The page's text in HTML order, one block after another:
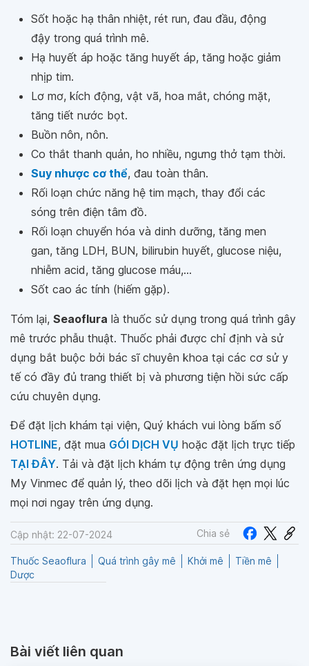
Sốt hoặc hạ thân nhiệt, rét run, đau đầu, động
đậy trong quá trình mê.
Hạ huyết áp hoặc tăng huyết áp, tăng hoặc giảm
nhịp tim.
Lơ mơ, kích động, vật vã, hoa mắt, chóng mặt,
tăng tiết nước bọt.
Buồn nôn, nôn.
Co thắt thanh quản, ho nhiều, ngưng thở tạm thời.
Suy nhược cơ thể, đau toàn thân.
Rối loạn chức năng hệ tim mạch, thay đổi các
sóng trên điện tâm đồ.
Rối loạn chuyển hóa và dinh dưỡng, tăng men
gan, tăng LDH, BUN, bilirubin huyết, glucose niệu,
nhiễm acid, tăng glucose máu,...
Sốt cao ác tính (hiếm gặp).
Tóm lại, Seaoflura là thuốc sử dụng trong quá trình gây
mê trước phẫu thuật. Thuốc phải được chỉ định và sử
dụng bắt buộc bởi bác sĩ chuyên khoa tại các cơ sử y
tế có đầy đủ trang thiết bị và phương tiện hồi sức cấp
cứu chuyên dụng.
Để đặt lịch khám tại viện, Quý khách vui lòng bấm số
HOTLINE, đặt mua GÓI DỊCH VỤ hoặc đặt lịch trực tiếp
TẠI ĐÂY. Tải và đặt lịch khám tự động trên ứng dụng
My Vinmec để quản lý, theo dõi lịch và đặt hẹn mọi lúc
mọi nơi ngay trên ứng dụng.
Cập nhật: 22-07-2024 Chia sẻ
Thuốc Seaoflura Quá trình gây mê Khởi mê
Tiền mê
Dược
Bài viết liên quan